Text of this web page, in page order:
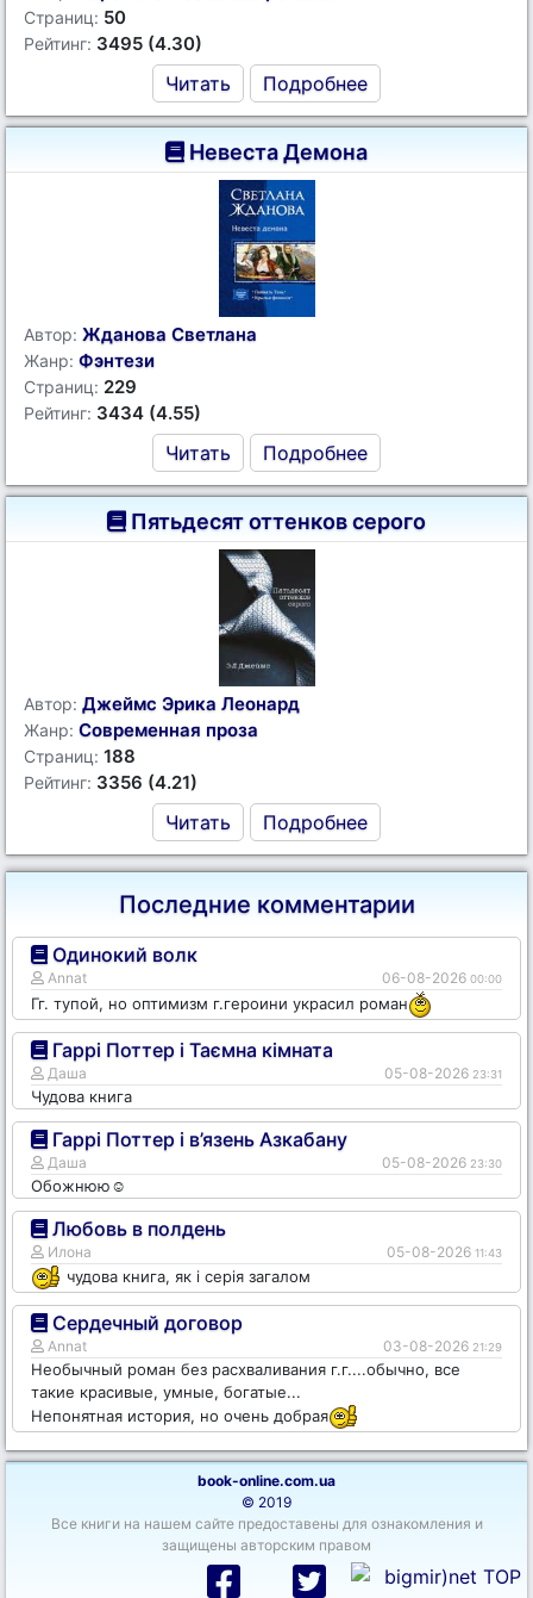
Страниц: 50
Рейтинг: 3495 (4.30)
Читать Подробнее
Невеста Демона
Автор: Жданова Светлана
Жанр: Фэнтези
Страниц: 229
Рейтинг: 3434 (4.55)
Читать Подробнее
Пятьдесят оттенков серого
Автор: Джеймс Эрика Леонард
Жанр: Современная проза
Страниц: 188
Рейтинг: 3356 (4.21)
Читать Подробнее
Последние комментарии
Одинокий волк
Annat 06-08-2026 00:00
Гг. тупой, но оптимизм г.героини украсил роман
Гаррі Поттер і Таємна кімната
Даша 05-08-2026 23:31
Чудова книга
Гаррі Поттер і в’язень Азкабану
Даша 05-08-2026 23:30
Обожнюю☺️
Любовь в полдень
Илона 05-08-2026 11:43
чудова книга, як і серія загалом
Сердечный договор
Annat 03-08-2026 21:29
Необычный роман без расхваливания г.г....обычно, все
такие красивые, умные, богатые...
Непонятная история, но очень добрая
book-online.com.ua
© 2019
Все книги на нашем сайте предоставены для ознакомления и
защищены авторским правом